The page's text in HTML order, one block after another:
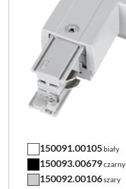
150091.00105 biały
150093.00679czarny
150092.00106szary